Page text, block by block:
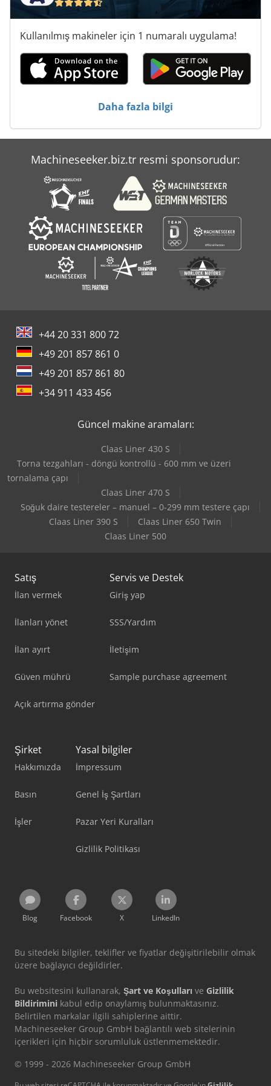
Tnl 12
Tur 560
Çalışma Araç
Kullanılmış makineler için 1 numaralı uygulama!
Daha fazla bilgi
Machineseeker.biz.tr resmi sponsorudur:
+44 20 331 800 72
+49 201 857 861 0
+49 201 857 861 80
+34 911 433 456
Güncel makine aramaları:
Claas Liner 430 S
Torna tezgahları - döngü kontrollü - 600 mm ve üzeri
tornalama çapı
Claas Liner 470 S
Soğuk daire testereler – manuel – 0-299 mm testere çapı
Claas Liner 390 S
Claas Liner 650 Twin
Claas Liner 500
Satış
İlan vermek
İlanları yönet
İlan ayırt
Güven mührü
Açık artırma gönder
Servis ve Destek
Giriş yap
SSS/Yardım
İletişim
Sample purchase agreement
Şirket
Hakkımızda
Basın
İşler
Yasal bilgiler
İmpressum
Genel İş Şartları
Pazar Yeri Kuralları
Gizlilik Politikası
Blog Facebook X LinkedIn
Bu sitedeki bilgiler, teklifler ve fiyatlar değişitirilebilir olmak
üzere bağlayıcı değildirler.
Bu websitesini kullanarak, Şart ve Koşulları ve Gizlilik
Bildirimini kabul edip onaylamış bulunmaktasınız.
Belirtilen markalar ilgili sahiplerine aittir.
Machineseeker Group GmbH bağlantılı web sitelerinin
içerikleri için hiçbir sorumluluk üstlenmemektedir.
© 1999 - 2026 Machineseeker Group GmbH